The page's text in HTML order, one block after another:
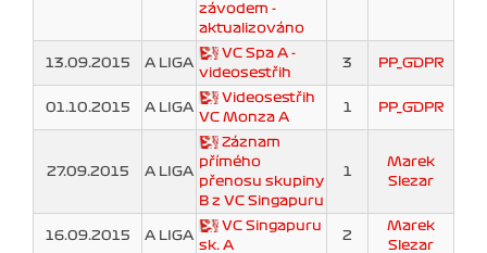
závodem -
aktualizováno
13.09.2015 A LIGA
VC Spa A -
videosestřih
3 PP_GDPR
01.10.2015 A LIGA
Videosestřih
VC Monza A
1 PP_GDPR
27.09.2015 A LIGA
Záznam
přímého
přenosu skupiny
B z VC Singapuru
1
Marek
Slezar
16.09.2015 A LIGA
VC Singapuru
sk. A
2
Marek
Slezar